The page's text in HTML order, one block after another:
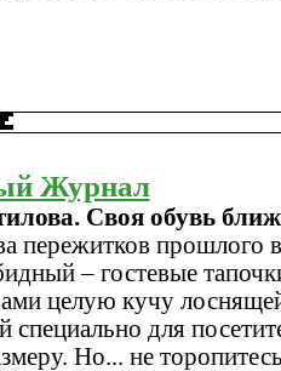
Журнал
Своя обувь
пережитков прошлого
– гостевые
целую кучу
специально для
Но... не